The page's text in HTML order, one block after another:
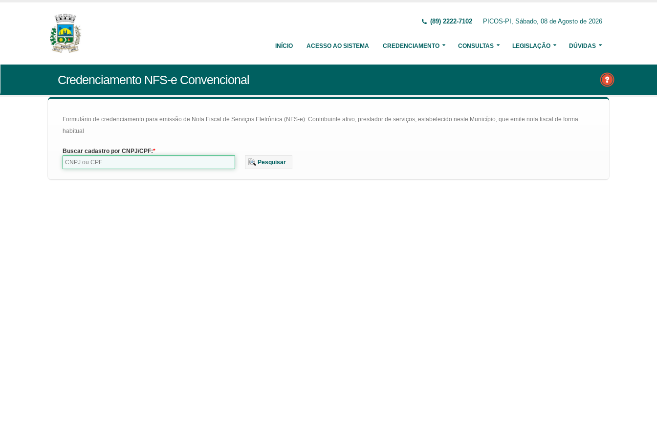
(89) 2222-7102 PICOS-PI, Sábado, 08 de Agosto de 2026
INÍCIO ACESSO AO SISTEMA CREDENCIAMENTO CONSULTAS LEGISLAÇÃO DÚVIDAS
Credenciamento NFS-e Convencional
Formulário de credenciamento para emissão de Nota Fiscal de Serviços Eletrônica (NFS-e): Contribuinte ativo, prestador de serviços, estabelecido neste Município, que emite nota fiscal de forma
habitual
Buscar cadastro por CNPJ/CPF:
Pesquisar